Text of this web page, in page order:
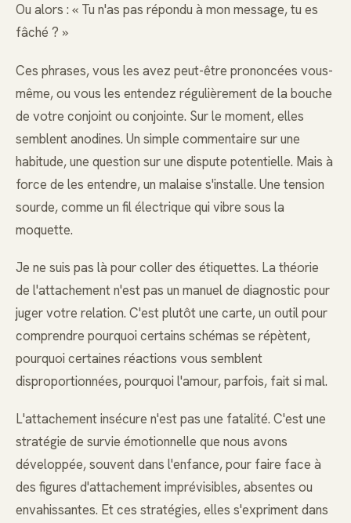
Ou alors : « Tu n'as pas répondu à mon message, tu es
fâché ? »
Ces phrases, vous les avez peut-être prononcées vous-
même, ou vous les entendez régulièrement de la bouche
de votre conjoint ou conjointe. Sur le moment, elles
semblent anodines. Un simple commentaire sur une
habitude, une question sur une dispute potentielle. Mais à
force de les entendre, un malaise s'installe. Une tension
sourde, comme un fil électrique qui vibre sous la
moquette.
Je ne suis pas là pour coller des étiquettes. La théorie
de l'attachement n'est pas un manuel de diagnostic pour
juger votre relation. C'est plutôt une carte, un outil pour
comprendre pourquoi certains schémas se répètent,
pourquoi certaines réactions vous semblent
disproportionnées, pourquoi l'amour, parfois, fait si mal.
L'attachement insécure n'est pas une fatalité. C'est une
stratégie de survie émotionnelle que nous avons
développée, souvent dans l'enfance, pour faire face à
des figures d'attachement imprévisibles, absentes ou
envahissantes. Et ces stratégies, elles s'expriment dans